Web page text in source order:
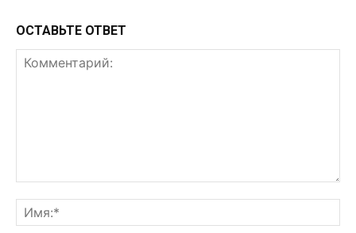
ОСТАВЬТЕ ОТВЕТ